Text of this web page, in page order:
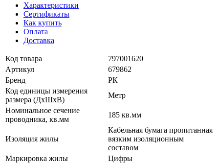
Характеристики
Сертификаты
Как купить
Оплата
Доставка
Код товара
797001620
Артикул
679862
Бренд
РК
Код единицы измерения
размера (ДхШхВ)
Метр
Номинальное сечение
проводника, кв.мм
185 кв.мм
Изоляция жилы
Кабельная бумага пропитанная
вязким изоляционным
составом
Маркировка жилы
Цифры